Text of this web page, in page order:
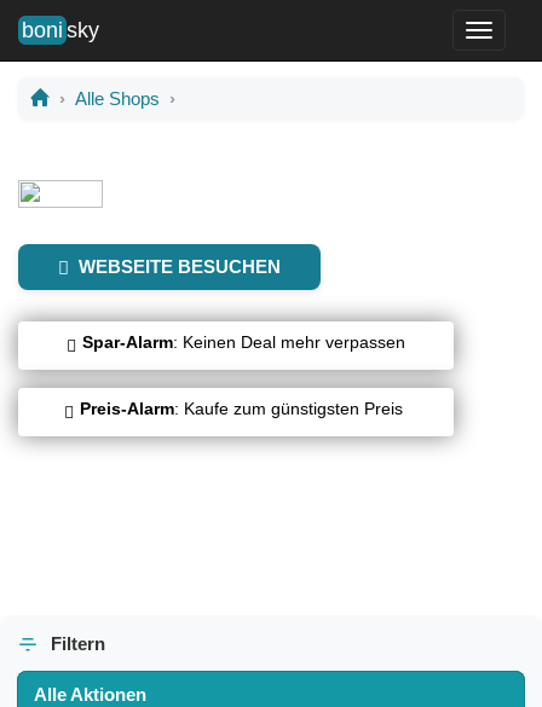
Toggle
boni sky
Alle Shops
WEBSEITE BESUCHEN
Spar-Alarm: Keinen Deal mehr verpassen
Preis-Alarm: Kaufe zum günstigsten Preis
Filtern
Alle Aktionen